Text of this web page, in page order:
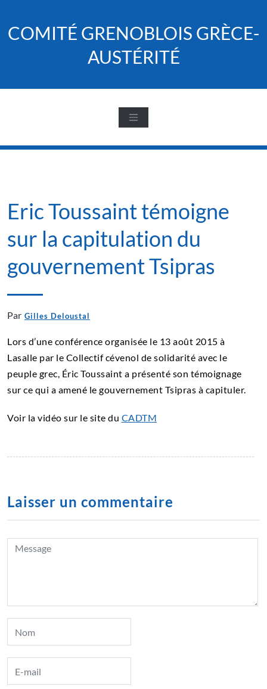
content
COMITÉ GRENOBLOIS GRÈCE-
AUSTÉRITÉ
Eric Toussaint témoigne
sur la capitulation du
gouvernement Tsipras
Par Gilles Deloustal
Lors d’une conférence organisée le 13 août 2015 à
Lasalle par le Collectif cévenol de solidarité avec le
peuple grec, Éric Toussaint a présenté son témoignage
sur ce qui a amené le gouvernement Tsipras à capituler.
Voir la vidéo sur le site du CADTM
Laisser un commentaire